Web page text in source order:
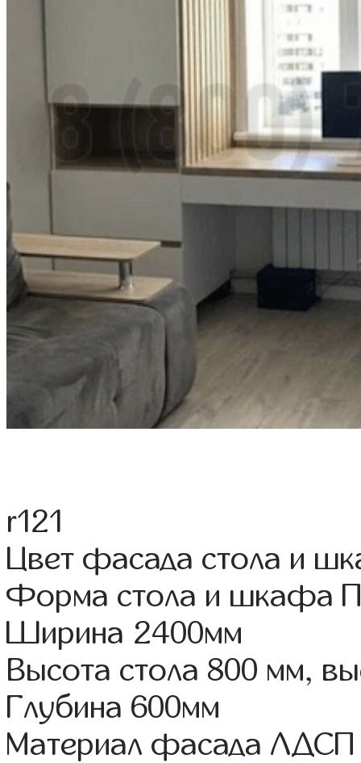
r121
Цвет фасада стола и
Форма стола и шкафа
Ширина 2400мм
Высота стола 800 мм,
Глубина 600мм
Материал фасада ЛДСП